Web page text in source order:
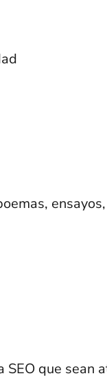
que sean